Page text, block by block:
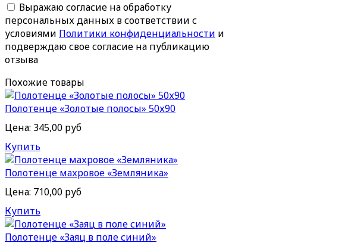
Выражаю согласие на обработку
персональных данных в соответствии с
условиями Политики конфиденциальности и
подверждаю свое согласие на публикацию
отзыва
Похожие товары
Полотенце «Золотые полосы» 50х90
Цена: 345,00 руб
Купить
Полотенце махровое «Земляника»
Цена: 710,00 руб
Купить
Полотенце «Заяц в поле синий»